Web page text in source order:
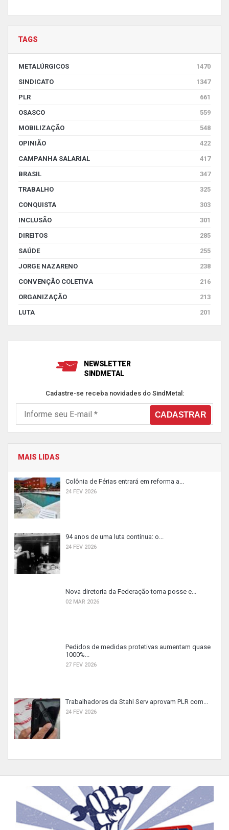
TAGS
METALÚRGICOS
1470
SINDICATO
1347
PLR
661
OSASCO
559
MOBILIZAÇÃO
548
OPINIÃO
422
CAMPANHA SALARIAL
417
BRASIL
347
TRABALHO
325
CONQUISTA
303
INCLUSÃO
301
DIREITOS
285
SAÚDE
255
JORGE NAZARENO
238
CONVENÇÃO COLETIVA
216
ORGANIZAÇÃO
213
LUTA
201
NEWSLETTER
SINDMETAL
Cadastre-se receba novidades do SindMetal:
MAIS LIDAS
Colônia de Férias entrará em reforma a...
24 FEV 2026
94 anos de uma luta contínua: o...
24 FEV 2026
Nova diretoria da Federação toma posse e...
02 MAR 2026
Pedidos de medidas protetivas aumentam quase
1000%...
27 FEV 2026
Trabalhadores da Stahl Serv aprovam PLR com...
24 FEV 2026